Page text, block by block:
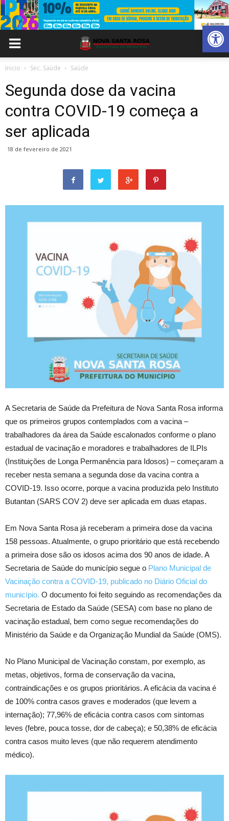
Abrir
Inicio Sec. Saúde Saúde
Segunda dose da vacina
contra COVID-19 começa a
ser aplicada
18 de fevereiro de 2021
A Secretaria de Saúde da Prefeitura de Nova Santa Rosa informa
que os primeiros grupos contemplados com a vacina –
trabalhadores da área da Saúde escalonados conforme o plano
estadual de vacinação e moradores e trabalhadores de ILPIs
(Instituições de Longa Permanência para Idosos) – começaram a
receber nesta semana a segunda dose da vacina contra a
COVID-19. Isso ocorre, porque a vacina produzida pelo Instituto
Butantan (SARS COV 2) deve ser aplicada em duas etapas.
Em Nova Santa Rosa já receberam a primeira dose da vacina
158 pessoas. Atualmente, o grupo prioritário que está recebendo
a primeira dose são os idosos acima dos 90 anos de idade. A
Secretaria de Saúde do município segue o Plano Municipal de
Vacinação contra a COVID-19, publicado no Diário Oficial do
município. O documento foi feito seguindo as recomendações da
Secretaria de Estado da Saúde (SESA) com base no plano de
vacinação estadual, bem como segue recomendações do
Ministério da Saúde e da Organização Mundial da Saúde (OMS).
No Plano Municipal de Vacinação constam, por exemplo, as
metas, objetivos, forma de conservação da vacina,
contraindicações e os grupos prioritários. A eficácia da vacina é
de 100% contra casos graves e moderados (que levem a
internação); 77,96% de eficácia contra casos com sintomas
leves (febre, pouca tosse, dor de cabeça); e 50,38% de eficácia
contra casos muito leves (que não requerem atendimento
médico).